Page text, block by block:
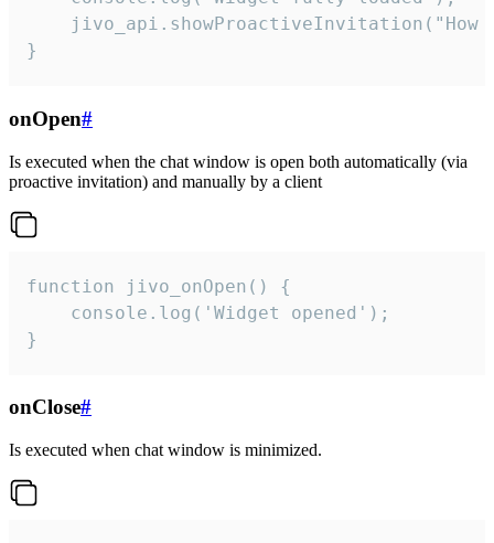
jivo_api.showProactiveInvitation("How
}
onOpen#
Is executed when the chat window is open both automatically (via
proactive invitation) and manually by a client
function jivo_onOpen() {
    console.log('Widget opened');
}
onClose#
Is executed when chat window is minimized.